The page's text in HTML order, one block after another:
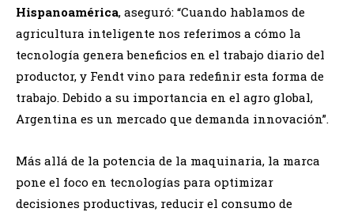
Hispanoamérica, aseguró: “Cuando hablamos de
agricultura inteligente nos referimos a cómo la
tecnología genera beneficios en el trabajo diario del
productor, y Fendt vino para redefinir esta forma de
trabajo. Debido a su importancia en el agro global,
Argentina es un mercado que demanda innovación”.
Más allá de la potencia de la maquinaria, la marca
pone el foco en tecnologías para optimizar
decisiones productivas, reducir el consumo de